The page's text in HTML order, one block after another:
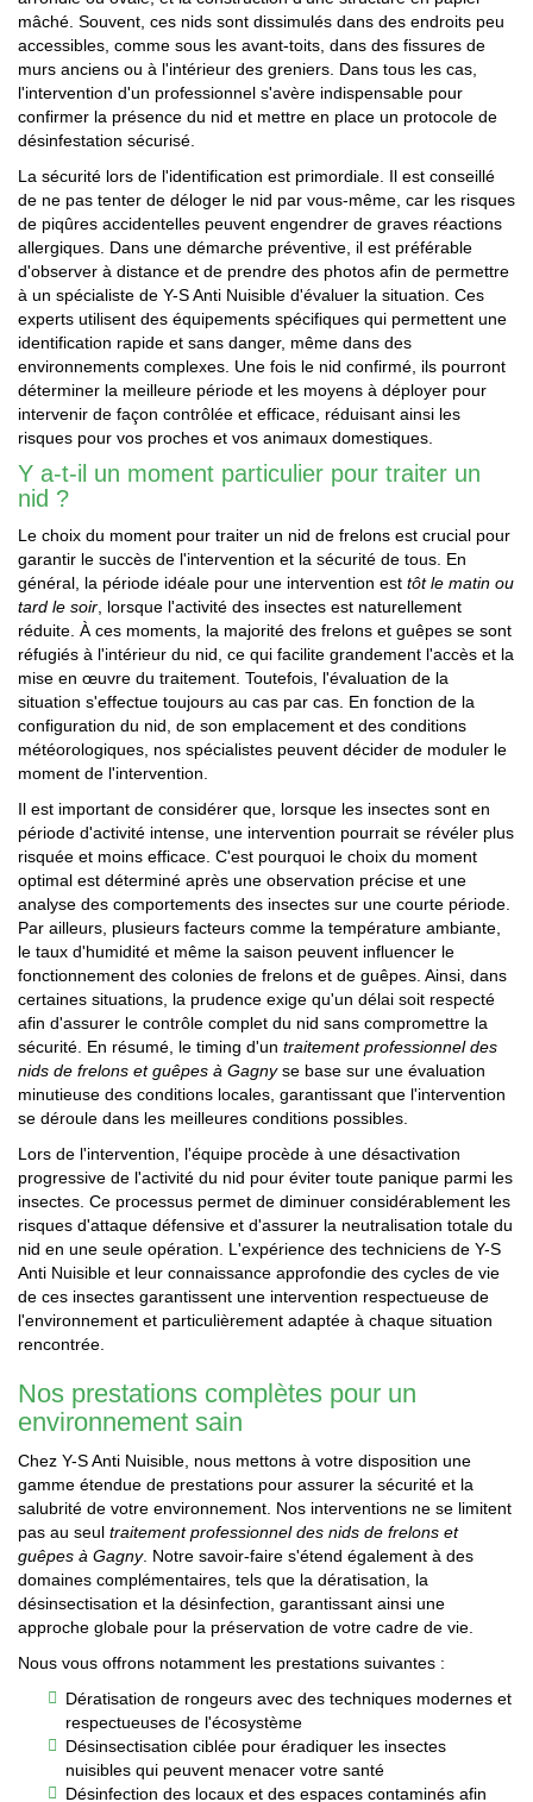
mâché. Souvent, ces nids sont dissimulés dans des endroits peu
accessibles, comme sous les avant-toits, dans des fissures de
murs anciens ou à l'intérieur des greniers. Dans tous les cas,
l'intervention d'un professionnel s'avère indispensable pour
confirmer la présence du nid et mettre en place un protocole de
désinfestation sécurisé.
La sécurité lors de l'identification est primordiale. Il est conseillé
de ne pas tenter de déloger le nid par vous-même, car les risques
de piqûres accidentelles peuvent engendrer de graves réactions
allergiques. Dans une démarche préventive, il est préférable
d'observer à distance et de prendre des photos afin de permettre
à un spécialiste de Y-S Anti Nuisible d'évaluer la situation. Ces
experts utilisent des équipements spécifiques qui permettent une
identification rapide et sans danger, même dans des
environnements complexes. Une fois le nid confirmé, ils pourront
déterminer la meilleure période et les moyens à déployer pour
intervenir de façon contrôlée et efficace, réduisant ainsi les
risques pour vos proches et vos animaux domestiques.
Y a-t-il un moment particulier pour traiter un
nid ?
Le choix du moment pour traiter un nid de frelons est crucial pour
garantir le succès de l'intervention et la sécurité de tous. En
général, la période idéale pour une intervention est tôt le matin ou
tard le soir, lorsque l'activité des insectes est naturellement
réduite. À ces moments, la majorité des frelons et guêpes se sont
réfugiés à l'intérieur du nid, ce qui facilite grandement l'accès et la
mise en œuvre du traitement. Toutefois, l'évaluation de la
situation s'effectue toujours au cas par cas. En fonction de la
configuration du nid, de son emplacement et des conditions
météorologiques, nos spécialistes peuvent décider de moduler le
moment de l'intervention.
Il est important de considérer que, lorsque les insectes sont en
période d'activité intense, une intervention pourrait se révéler plus
risquée et moins efficace. C'est pourquoi le choix du moment
optimal est déterminé après une observation précise et une
analyse des comportements des insectes sur une courte période.
Par ailleurs, plusieurs facteurs comme la température ambiante,
le taux d'humidité et même la saison peuvent influencer le
fonctionnement des colonies de frelons et de guêpes. Ainsi, dans
certaines situations, la prudence exige qu'un délai soit respecté
afin d'assurer le contrôle complet du nid sans compromettre la
sécurité. En résumé, le timing d'un traitement professionnel des
nids de frelons et guêpes à Gagnyse base sur une évaluation
minutieuse des conditions locales, garantissant que l'intervention
se déroule dans les meilleures conditions possibles.
Lors de l'intervention, l'équipe procède à une désactivation
progressive de l'activité du nid pour éviter toute panique parmi les
insectes. Ce processus permet de diminuer considérablement les
risques d'attaque défensive et d'assurer la neutralisation totale du
nid en une seule opération. L'expérience des techniciens de Y-S
Anti Nuisible et leur connaissance approfondie des cycles de vie
de ces insectes garantissent une intervention respectueuse de
l'environnement et particulièrement adaptée à chaque situation
rencontrée.
Nos prestations complètes pour un
environnement sain
Chez Y-S Anti Nuisible, nous mettons à votre disposition une
gamme étendue de prestations pour assurer la sécurité et la
salubrité de votre environnement. Nos interventions ne se limitent
pas au seul traitement professionnel des nids de frelons et
guêpes à Gagny. Notre savoir-faire s'étend également à des
domaines complémentaires, tels que la dératisation, la
désinsectisation et la désinfection, garantissant ainsi une
approche globale pour la préservation de votre cadre de vie.
Nous vous offrons notamment les prestations suivantes :
Dératisation de rongeurs avec des techniques modernes et
respectueuses de l'écosystème
Désinsectisation ciblée pour éradiquer les insectes
nuisibles qui peuvent menacer votre santé
Désinfection des locaux et des espaces contaminés afin